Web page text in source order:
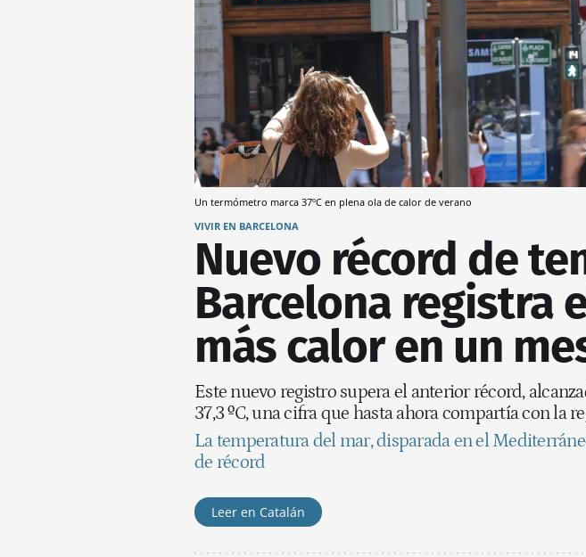
Un termómetro marca 37ºC en plena ola de calor de verano
VIVIR EN BARCELONA
Nuevo récord de
Barcelona registra
más calor en un
Este nuevo registro supera el anterior récord,
37,3 ºC, una cifra que hasta ahora compartía con la
La temperatura del mar, disparada en el
de récord
Leer en Catalán